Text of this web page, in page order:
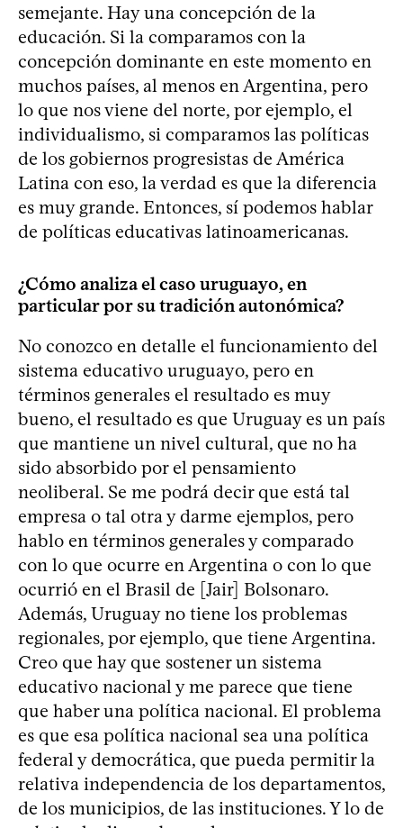
semejante. Hay una concepción de la
educación. Si la comparamos con la
concepción dominante en este momento en
muchos países, al menos en Argentina, pero
lo que nos viene del norte, por ejemplo, el
individualismo, si comparamos las políticas
de los gobiernos progresistas de América
Latina con eso, la verdad es que la diferencia
es muy grande. Entonces, sí podemos hablar
de políticas educativas latinoamericanas.
¿Cómo analiza el caso uruguayo, en
particular por su tradición autonómica?
No conozco en detalle el funcionamiento del
sistema educativo uruguayo, pero en
términos generales el resultado es muy
bueno, el resultado es que Uruguay es un país
que mantiene un nivel cultural, que no ha
sido absorbido por el pensamiento
neoliberal. Se me podrá decir que está tal
empresa o tal otra y darme ejemplos, pero
hablo en términos generales y comparado
con lo que ocurre en Argentina o con lo que
ocurrió en el Brasil de [Jair] Bolsonaro.
Además, Uruguay no tiene los problemas
regionales, por ejemplo, que tiene Argentina.
Creo que hay que sostener un sistema
educativo nacional y me parece que tiene
que haber una política nacional. El problema
es que esa política nacional sea una política
federal y democrática, que pueda permitir la
relativa independencia de los departamentos,
de los municipios, de las instituciones. Y lo de